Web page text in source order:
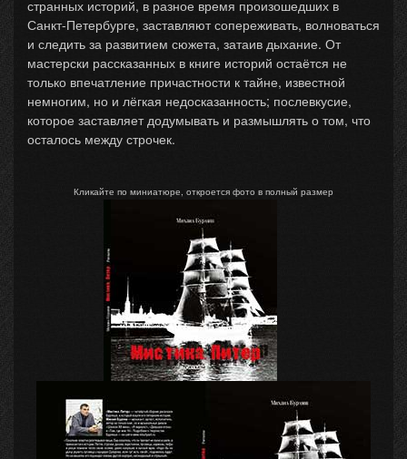
странных историй, в разное время произошедших в
Санкт-Петербурге, заставляют сопереживать, волноваться
и следить за развитием сюжета, затаив дыхание. От
мастерски рассказанных в книге историй остаётся не
только впечатление причастности к тайне, известной
немногим, но и лёгкая недосказанность; послевкусие,
которое заставляет додумывать и размышлять о том, что
осталось между строчек.
Кликайте по миниатюре, откроется фото в полный размер